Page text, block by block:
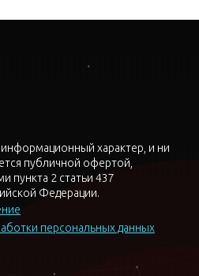
характер, и ни
публичной офертой,
пункта 2 статьи 437
Федерации.
персональных данных